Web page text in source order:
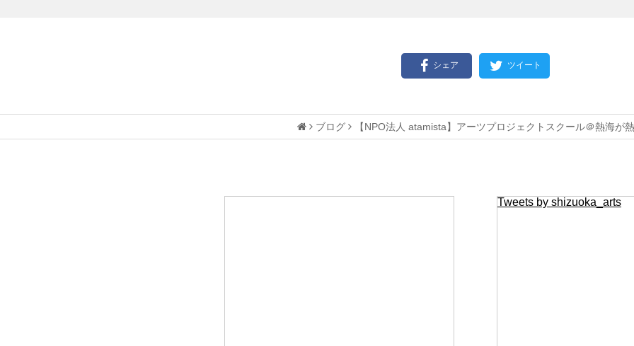
シェア ツイート
ブログ 【NPO法人 atamista】アーツプロジェクトスクール＠熱海が
Tweets by shizuoka_arts